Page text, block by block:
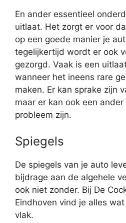
En ander essentieel
uitlaat. Het zorgt er voor
op een goede manier je
tegelijkertijd wordt er ook
gezorgd. Vaak is een
wanneer het ineens rare
maken. Er kan sprake zijn
maar er kan ook een
probleem zijn.
Spiegels
De spiegels van je auto
bijdrage aan de algehele
ook niet zonder. Bij De
Eindhoven vind je alles
vlak.